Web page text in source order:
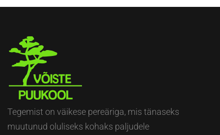
Tegemist on väikese pereäriga, mis tänaseks
muutunud oluliseks kohaks paljudele